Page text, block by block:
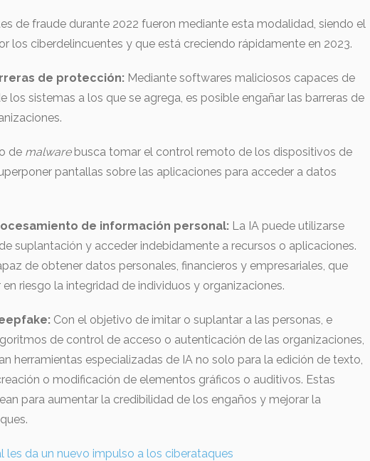
de fraude durante 2022 fueron mediante esta modalidad, siendo el
los ciberdelincuentes y que está creciendo rápidamente en 2023.
de protección: Mediante softwares maliciosos capaces de
los sistemas a los que se agrega, es posible engañar las barreras de
de malware busca tomar el control remoto de los dispositivos de
pantallas sobre las aplicaciones para acceder a datos
de información personal: La IA puede utilizarse
suplantación y acceder indebidamente a recursos o aplicaciones.
de obtener datos personales, financieros y empresariales, que
riesgo la integridad de individuos y organizaciones.
Con el objetivo de imitar o suplantar a las personas, e
de control de acceso o autenticación de las organizaciones,
herramientas especializadas de IA no solo para la edición de texto,
o modificación de elementos gráficos o auditivos. Estas
para aumentar la credibilidad de los engaños y mejorar la
les da un nuevo impulso a los ciberataques